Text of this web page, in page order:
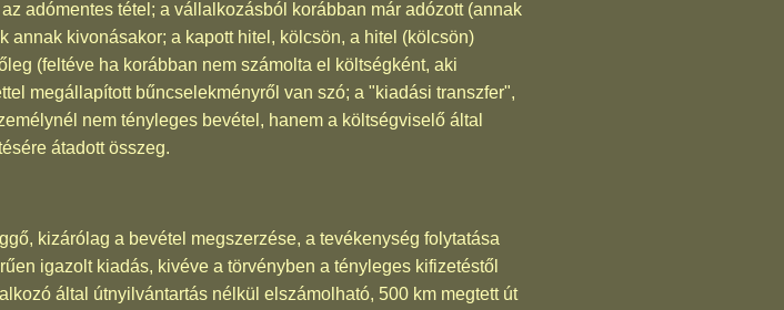
adómentes tétel; a vállalkozásból korábban már adózott (annak
kivonásakor; a kapott hitel, kölcsön, a hitel (kölcsön)
(feltéve ha korábban nem számolta el költségként, aki
megállapított bűncselekményről van szó; a "kiadási transzfer",
nem tényleges bevétel, hanem a költségviselő által
átadott összeg.
kizárólag a bevétel megszerzése, a tevékenység folytatása
igazolt kiadás, kivéve a törvényben a tényleges kifizetéstől
által útnyilvántartás nélkül elszámolható, 500 km megtett út